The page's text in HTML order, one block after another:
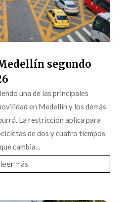
segundo
una de las principales
en Medellín y los demás
La restricción aplica para
de dos y cuatro tiempos
cambia...
leer más